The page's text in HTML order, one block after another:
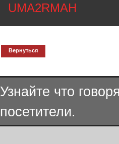
UMA2RМАН
Вернуться
Узнайте что
посетители.